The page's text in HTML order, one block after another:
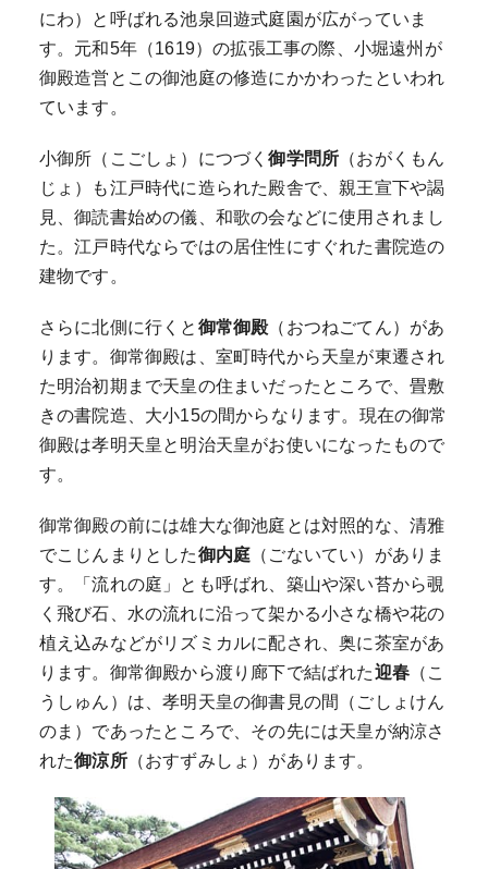
にわ）と呼ばれる池泉回遊式庭園が広がっていま
す。元和5年（1619）の拡張工事の際、小堀遠州が
御殿造営とこの御池庭の修造にかかわったといわれ
ています。
小御所（こごしょ）につづく御学問所 （おがくもん
じょ）も江戸時代に造られた殿舎で、親王宣下や謁
見、御読書始めの儀、和歌の会などに使用されまし
た。江戸時代ならではの居住性にすぐれた書院造の
建物です。
さらに北側に行くと 御常御殿（おつねごてん）があ
ります。御常御殿は、室町時代から天皇が東遷され
た明治初期まで天皇の住まいだったところで、畳敷
きの書院造、大小15の間からなります。現在の御常
御殿は孝明天皇と明治天皇がお使いになったもので
す。
御常御殿の前には雄大な御池庭とは対照的な、清雅
でこじんまりとした御内庭 （ごないてい）がありま
す。「流れの庭」とも呼ばれ、築山や深い苔から覗
く飛び石、水の流れに沿って架かる小さな橋や花の
植え込みなどがリズミカルに配され、奥に茶室があ
ります。御常御殿から渡り廊下で結ばれた迎春 （こ
うしゅん）は、孝明天皇の御書見の間（ごしょけん
のま）であったところで、その先には天皇が納涼さ
れた御涼所（おすずみしょ）があります。